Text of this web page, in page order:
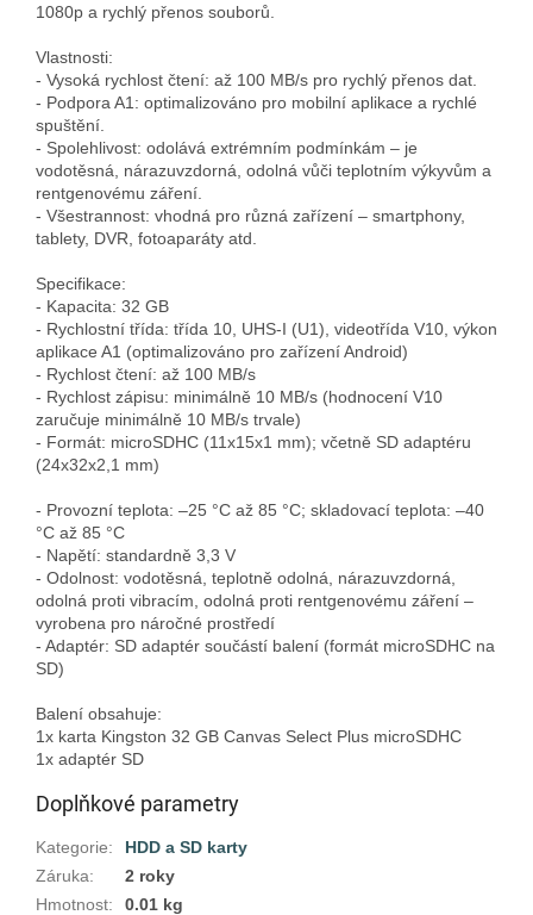
1080p a rychlý přenos souborů.
Vlastnosti:
- Vysoká rychlost čtení: až 100 MB/s pro rychlý přenos dat.
- Podpora A1: optimalizováno pro mobilní aplikace a rychlé
spuštění.
- Spolehlivost: odolává extrémním podmínkám – je
vodotěsná, nárazuvzdorná, odolná vůči teplotním výkyvům a
rentgenovému záření.
- Všestrannost: vhodná pro různá zařízení – smartphony,
tablety, DVR, fotoaparáty atd.
Specifikace:
- Kapacita: 32 GB
- Rychlostní třída: třída 10, UHS‑I (U1), videotřída V10, výkon
aplikace A1 (optimalizováno pro zařízení Android)
- Rychlost čtení: až 100 MB/s
- Rychlost zápisu: minimálně 10 MB/s (hodnocení V10
zaručuje minimálně 10 MB/s trvale)
- Formát: microSDHC (11x15x1 mm); včetně SD adaptéru
(24x32x2,1 mm)
- Provozní teplota: –25 °C až 85 °C; skladovací teplota: –40
°C až 85 °C
- Napětí: standardně 3,3 V
- Odolnost: vodotěsná, teplotně odolná, nárazuvzdorná,
odolná proti vibracím, odolná proti rentgenovému záření –
vyrobena pro náročné prostředí
- Adaptér: SD adaptér součástí balení (formát microSDHC na
SD)
Balení obsahuje:
1x karta Kingston 32 GB Canvas Select Plus microSDHC
Doplňkové parametry
Kategorie:
HDD a SD karty
Záruka:
2 roky
Hmotnost:
0.01 kg